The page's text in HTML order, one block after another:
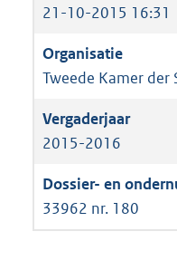
21-10-2015 16:31
Tweede Kamer der
2015-2016
33962 nr. 180